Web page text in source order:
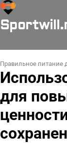
Перейти
содержимому
Правильное питание
для